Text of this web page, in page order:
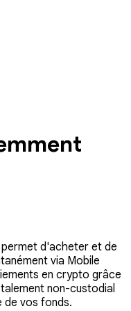
d'acheter et de
via Mobile
en crypto grâce
non-custodial
de vos fonds.